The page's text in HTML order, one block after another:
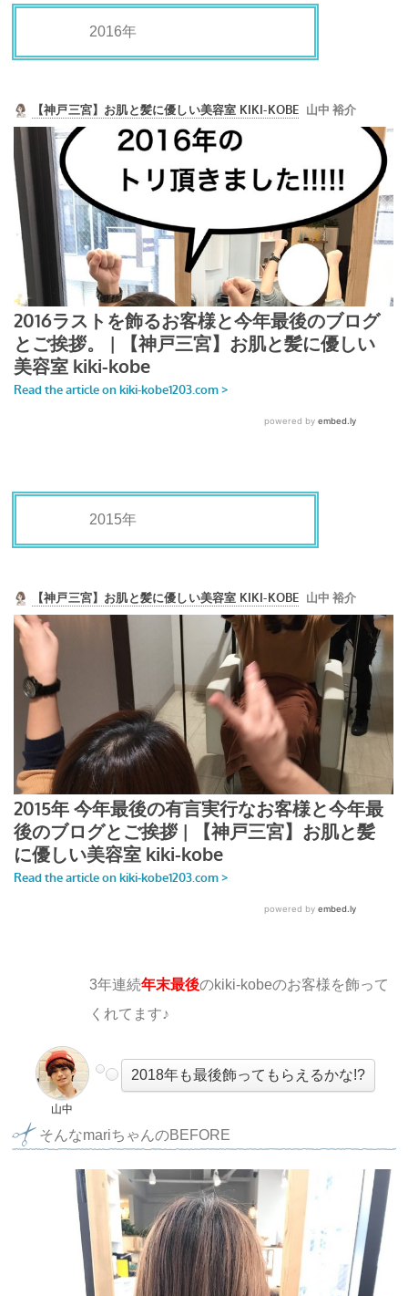
2016年
2015年
3年連続年末最後のkiki-kobeのお客様を飾って
くれてます♪
山中
2018年も最後飾ってもらえるかな!?
そんなmariちゃんのBEFORE